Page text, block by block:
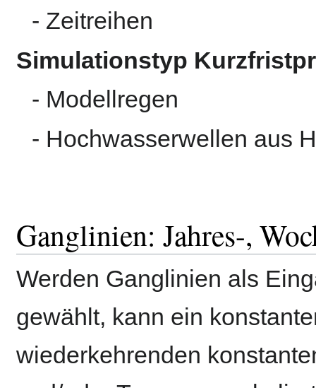
- Zeitreihen
Simulationstyp
- Modellregen
- Hochwasserwellen aus
Ganglinien: Jahres-,
Werden Ganglinien als
gewählt, kann ein
wiederkehrenden